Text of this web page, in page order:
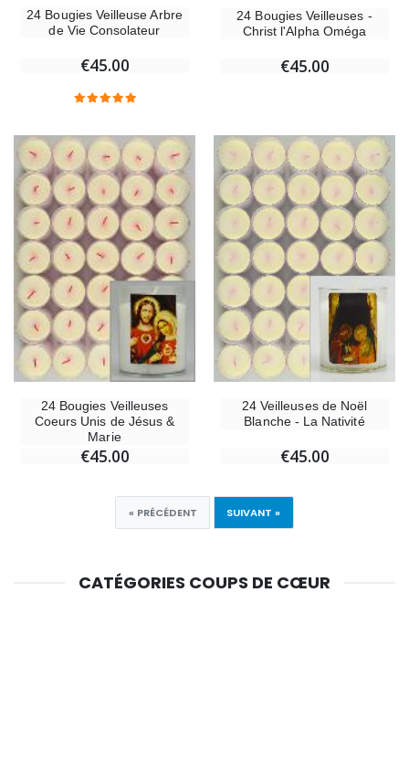
24 Bougies Veilleuse Arbre
de Vie Consolateur
€45.00
24 Bougies Veilleuses -
Christ l'Alpha Oméga
€45.00
24 Bougies Veilleuses
Coeurs Unis de Jésus &
Marie
€45.00
24 Veilleuses de Noël
Blanche - La Nativité
€45.00
« PRÉCÉDENT SUIVANT »
CATÉGORIES COUPS DE CŒUR